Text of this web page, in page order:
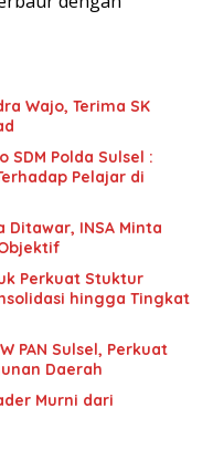
Wajo, Terima SK
SDM Polda Sulsel :
Pelajar di
Ditawar, INSA Minta
Perkuat Stuktur
hingga Tingkat
PAN Sulsel, Perkuat
Daerah
Murni dari